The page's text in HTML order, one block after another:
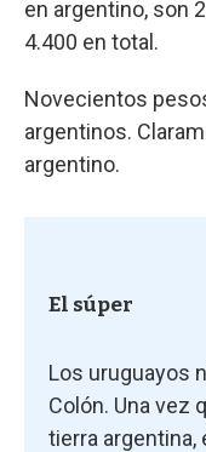
en argentino, son
4.400 en total.
Novecientos
argentinos.
argentino.
El súper
Los uruguayos
Colón. Una vez
tierra argentina,